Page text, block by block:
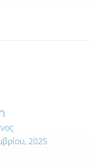
2025